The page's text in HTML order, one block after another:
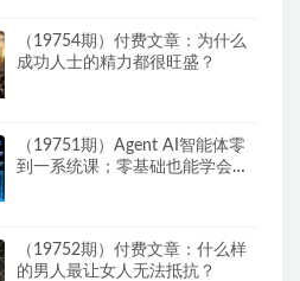
（19754期）付费文章：为什么
成功人士的精力都很旺盛？
（19751期）Agent AI智能体零
到一系统课；零基础也能学会自
（19752期）付费文章：什么样
的男人最让女人无法抵抗？